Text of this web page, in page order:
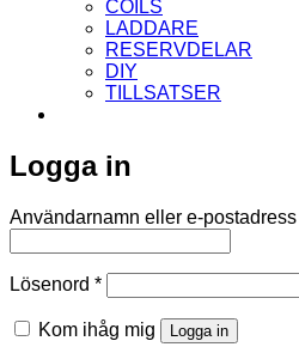
COILS
LADDARE
RESERVDELAR
DIY
TILLSATSER
Logga in
Användarnamn eller e-postadress
Lösenord *Obligatoriskt
Kom ihåg mig Logga in